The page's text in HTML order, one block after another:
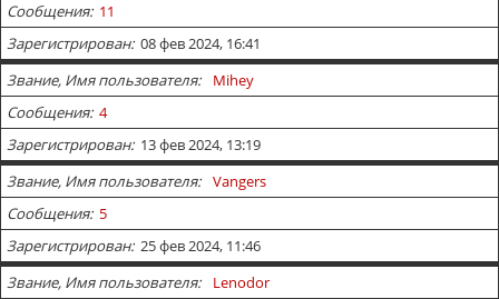
Сообщения 11
Зарегистрирован 08 фев 2024, 16:41
Звание, Имя пользователя
Mihey
Сообщения 4
Зарегистрирован 13 фев 2024, 13:19
Звание, Имя пользователя
Vangers
Сообщения 5
Зарегистрирован 25 фев 2024, 11:46
Звание, Имя пользователя
Lenodor